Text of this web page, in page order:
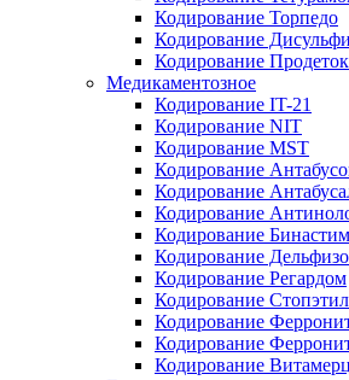
Кодирование Торпедо
Кодирование
Кодирование
Медикаментозное
Кодирование IT-21
Кодирование NIT
Кодирование MST
Кодирование
Кодирование
Кодирование
Кодирование
Кодирование
Кодирование Регардом
Кодирование
Кодирование
Кодирование
Кодирование